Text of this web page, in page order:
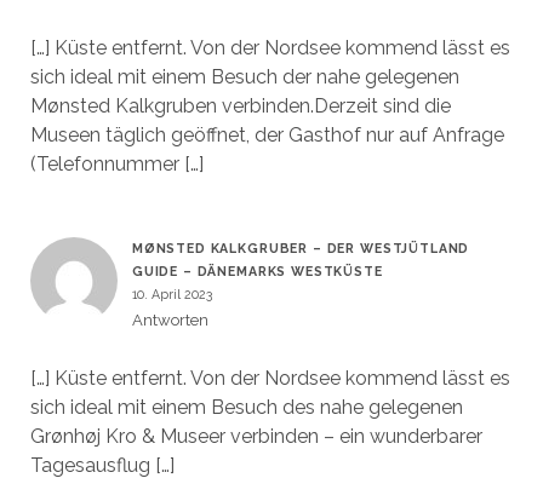
[…] Küste entfernt. Von der Nordsee kommend lässt es
sich ideal mit einem Besuch der nahe gelegenen
Mønsted Kalkgruben verbinden.Derzeit sind die
Museen täglich geöffnet, der Gasthof nur auf Anfrage
(Telefonnummer […]
MØNSTED KALKGRUBER – DER WESTJÜTLAND
GUIDE – DÄNEMARKS WESTKÜSTE
10. April 2023
Antworten
[…] Küste entfernt. Von der Nordsee kommend lässt es
sich ideal mit einem Besuch des nahe gelegenen
Grønhøj Kro & Museer verbinden – ein wunderbarer
Tagesausflug […]